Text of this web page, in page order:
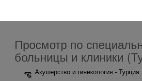
Просмотр по
больницы и клиники
Акушерство и гинекология - Турция